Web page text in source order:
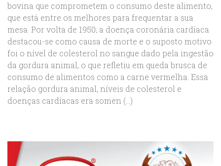
bovina que comprometem o consumo deste alimento,
que está entre os melhores para frequentar a sua
mesa. Por volta de 1950, a doença coronária cardíaca
destacou-se como causa de morte e o suposto motivo
foi o nível de colesterol no sangue dado pela ingestão
da gordura animal, o que refletiu em queda brusca de
consumo de alimentos como a carne vermelha. Essa
relação gordura animal, níveis de colesterol e
doenças cardíacas era somen (...)